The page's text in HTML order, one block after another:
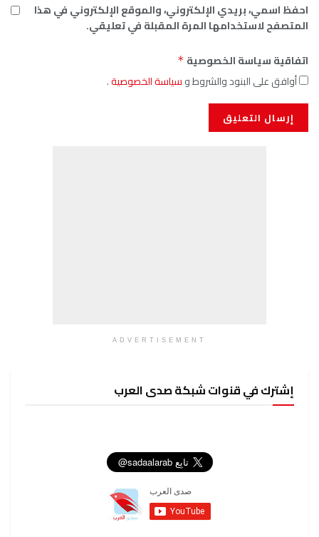
احفظ اسمي، بريدي الإلكتروني، والموقع الإلكتروني في هذا
المتصفح لاستخدامها المرة المقبلة في تعليقي.
اتفاقية سياسة الخصوصية *
أوافق على البنود والشروط وسياسة الخصوصية.
ADVERTISEMENT
إشترك في قنوات شبكة صدى العرب